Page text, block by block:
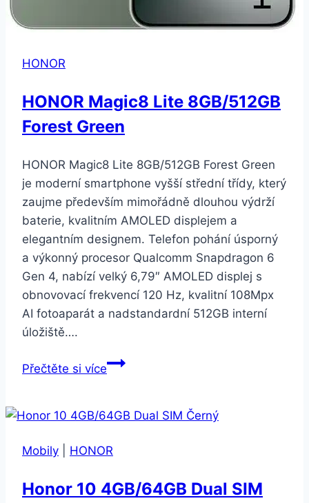
HONOR
HONOR Magic8 Lite 8GB/512GB
Forest Green
HONOR Magic8 Lite 8GB/512GB Forest Green
je moderní smartphone vyšší střední třídy, který
zaujme především mimořádně dlouhou výdrží
baterie, kvalitním AMOLED displejem a
elegantním designem. Telefon pohání úsporný
a výkonný procesor Qualcomm Snapdragon 6
Gen 4, nabízí velký 6,79″ AMOLED displej s
obnovovací frekvencí 120 Hz, kvalitní 108Mpx
AI fotoaparát a nadstandardní 512GB interní
úložiště….
Přečtěte si víceHONOR
8GB/512GB
Green
Mobily HONOR
Honor 10 4GB/64GB Dual SIM